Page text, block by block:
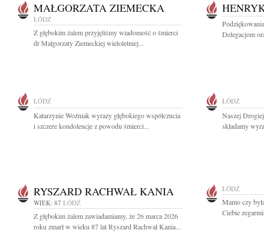
MAŁGORZATA ZIEMECKA
ŁÓDŹ
Z głębokim żalem przyjęliśmy wiadomość o śmierci
dr Małgorzaty Ziemeckiej wieloletniej...
Delegacjom
ŁÓDŹ
Katarzynie Woźniak wyrazy głębokiego współczucia
i szczere kondolencje z powodu śmierci...
ŁÓDŹ
Naszej
składamy
RYSZARD RACHWAŁ KANIA
WIEK: 87 ŁÓDŹ
Z głębokim żalem zawiadamiamy, że 26 marca 2026
roku zmarł w wieku 87 lat Ryszard Rachwał Kania...
ŁÓDŹ
Mamo czy
Ciebie